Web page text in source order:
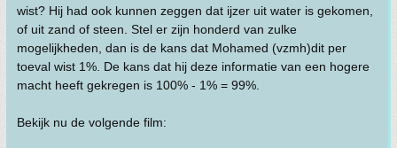
wist? Hij had ook kunnen zeggen dat ijzer uit water is gekomen,
of uit zand of steen. Stel er zijn honderd van zulke
mogelijkheden, dan is de kans dat Mohamed (vzmh)dit per
toeval wist 1%. De kans dat hij deze informatie van een hogere
macht heeft gekregen is 100% - 1% = 99%.
Bekijk nu de volgende film: